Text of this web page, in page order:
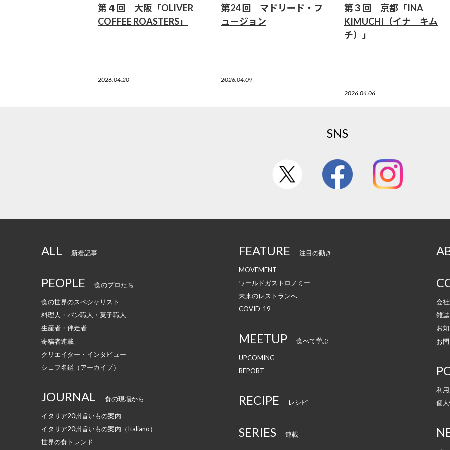
第４回 大阪「OLIVER
COFFEE ROASTERS」
2026.04.20
第24 回 マドリード・フ
ュージョン
2026.04.09
第３回 京都「INA
KIMUCHI（イナ キム
チ）」
2026.04.06
SNS
ALL 新着記事
PEOPLE 食のプロたち
食の世界のスペシャリスト
料理人・パン職人・菓子職人
生産者・伴走者
寄稿者連載
クリエイター・インタビュー
シェフ名鑑（アーカイブ）
JOURNAL 食の現場から
イタリア20州旨いもの案内
イタリア20州旨いもの案内（Italiano）
世界の食トレンド
FEATURE 注目の動き
MOVEMENT
ワールドガストロノミー
未来のレストランへ
COVID-19
MEETUP 食べて学ぶ
UPCOMING
REPORT
RECIPE レシピ
SERIES 連載
会
雑誌
お
お
利
個